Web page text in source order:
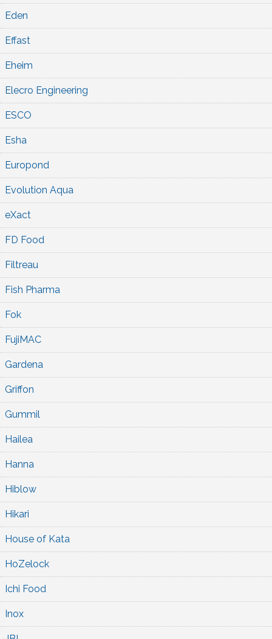
Eden
Effast
Eheim
Elecro Engineering
ESCO
Esha
Europond
Evolution Aqua
eXact
FD Food
Filtreau
Fish Pharma
Fok
FujiMAC
Gardena
Griffon
Gummil
Hailea
Hanna
Hiblow
Hikari
House of Kata
HoZelock
Ichi Food
Inox